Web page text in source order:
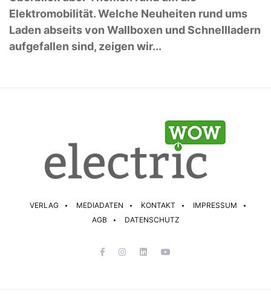
Elektromobilität. Welche Neuheiten rund ums
Laden abseits von Wallboxen und Schnellladern
aufgefallen sind, zeigen wir...
VERLAG MEDIADATEN KONTAKT
IMPRESSUM
AGB
DATENSCHUTZ